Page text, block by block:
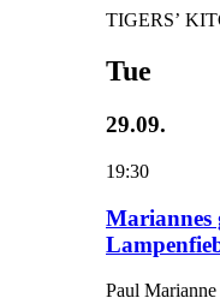
TIGERS’
Tue
29.09.
19:30
Mariannes
Paul